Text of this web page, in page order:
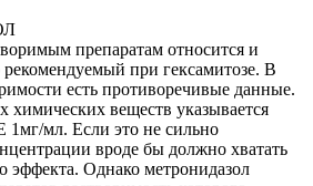
препаратам относится и
при гексамитозе. В
есть противоречивые данные.
химических веществ указывается
мл. Если это не сильно
вроде бы должно хватать
эффекта. Однако метронидазол